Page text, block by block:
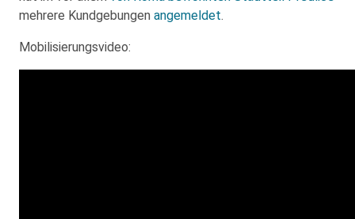
mehrere Kundgebungen angemeldet.
Mobilisierungsvideo: